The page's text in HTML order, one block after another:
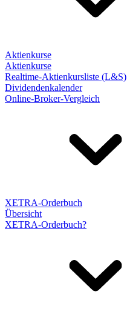
Aktienkurse
Aktienkurse
Realtime-Aktienkursliste (L&S)
Dividendenkalender
Online-Broker-Vergleich
XETRA-Orderbuch
Übersicht
XETRA-Orderbuch?